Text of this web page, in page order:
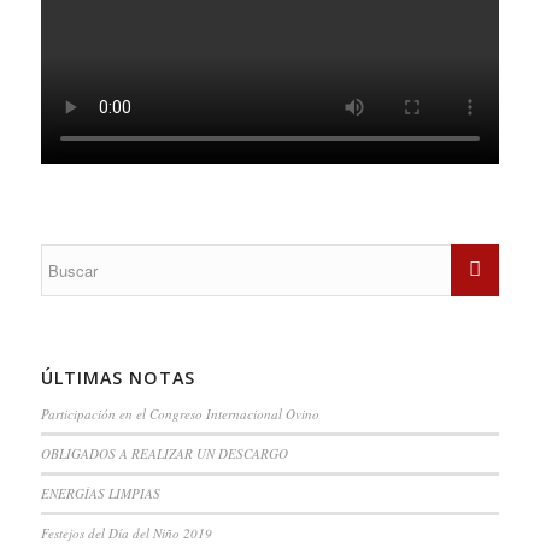
ÚLTIMAS NOTAS
Participación en el Congreso Internacional Ovino
OBLIGADOS A REALIZAR UN DESCARGO
ENERGÍAS LIMPIAS
Festejos del Día del Niño 2019